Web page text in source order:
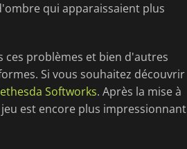
qui apparaissaient plus
ces problèmes et bien d'autres
Si vous souhaitez découvrir
Softworks. Après la mise à
est encore plus impressionnant